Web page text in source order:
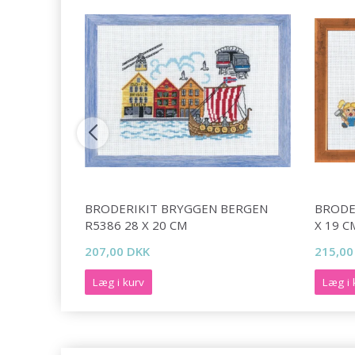
BRODERIKIT BRYGGEN BERGEN
R5386 28 X 20 CM
207,00 DKK
Læg i kurv
X 19
215,00
Læg i